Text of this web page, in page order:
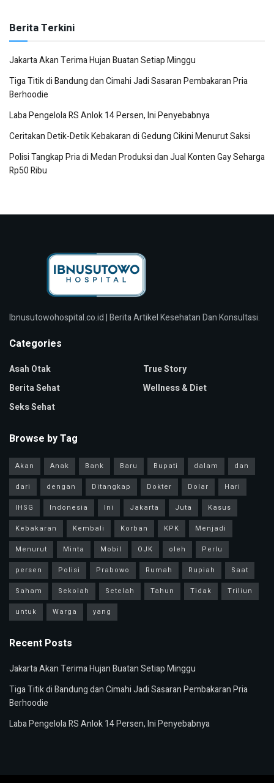
Berita Terkini
Jakarta Akan Terima Hujan Buatan Setiap Minggu
Tiga Titik di Bandung dan Cimahi Jadi Sasaran Pembakaran Pria
Berhoodie
Laba Pengelola RS Anlok 14 Persen, Ini Penyebabnya
Ceritakan Detik-Detik Kebakaran di Gedung Cikini Menurut Saksi
Polisi Tangkap Pria di Medan Produksi dan Jual Konten Gay Seharga
Rp50 Ribu
Ibnusutowohospital.co.id | Berita Artikel Kesehatan Dan Konsultasi.
Categories
Asah Otak
Berita Sehat
Seks Sehat
True Story
Wellness & Diet
Browse by Tag
Akan Anak Bank Baru Bupati dalam
dan
dari
dengan Ditangkap Dokter Dolar
Hari
IHSG
Indonesia Ini Jakarta Juta
Kasus
Kebakaran
Kembali Korban KPK
Menjadi
Menurut
Minta Mobil OJK oleh
Perlu
persen
Polisi Prabowo Rumah Rupiah
Saat
Saham
Sekolah Setelah Tahun Tidak
Triliun
untuk
Warga yang
Recent Posts
Jakarta Akan Terima Hujan Buatan Setiap Minggu
Tiga Titik di Bandung dan Cimahi Jadi Sasaran Pembakaran Pria
Berhoodie
Laba Pengelola RS Anlok 14 Persen, Ini Penyebabnya